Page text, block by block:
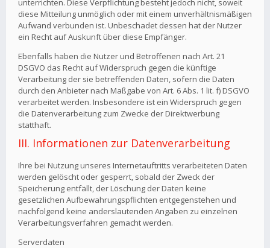
unterrichten. Diese Verpflichtung besteht jedoch nicht, soweit
diese Mitteilung unmöglich oder mit einem unverhältnismäßigen
Aufwand verbunden ist. Unbeschadet dessen hat der Nutzer
ein Recht auf Auskunft über diese Empfänger.
Ebenfalls haben die Nutzer und Betroffenen nach Art. 21
DSGVO das Recht auf Widerspruch gegen die künftige
Verarbeitung der sie betreffenden Daten, sofern die Daten
durch den Anbieter nach Maßgabe von Art. 6 Abs. 1 lit. f) DSGVO
verarbeitet werden. Insbesondere ist ein Widerspruch gegen
die Datenverarbeitung zum Zwecke der Direktwerbung
statthaft.
III. Informationen zur Datenverarbeitung
Ihre bei Nutzung unseres Internetauftritts verarbeiteten Daten
werden gelöscht oder gesperrt, sobald der Zweck der
Speicherung entfällt, der Löschung der Daten keine
gesetzlichen Aufbewahrungspflichten entgegenstehen und
nachfolgend keine anderslautenden Angaben zu einzelnen
Verarbeitungsverfahren gemacht werden.
Serverdaten